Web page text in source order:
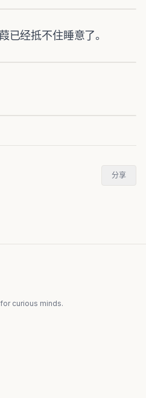
已经抵不住睡意了。
分享
for curious minds.